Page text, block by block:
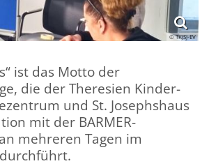
© TKJSJ-EV
ist das Motto der
die der Theresien Kinder-
und St. Josephshaus
mit der BARMER-
mehreren Tagen im